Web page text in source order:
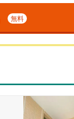
無料